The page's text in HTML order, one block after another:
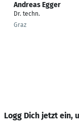
Andreas Egger
Dr. techn.
Graz
Logg Dich jetzt ein,